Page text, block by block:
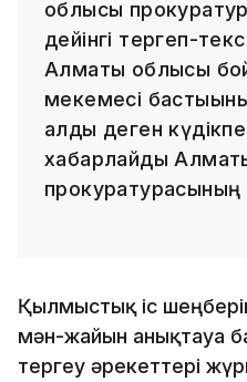
облысы
дейінгі тергеп-
Алматы облысы
мекемесі
алды деген
хабарлайды
прокуратурасының
Қылмыстық іс
мән-жайын анықтауға
тергеу әрекеттері